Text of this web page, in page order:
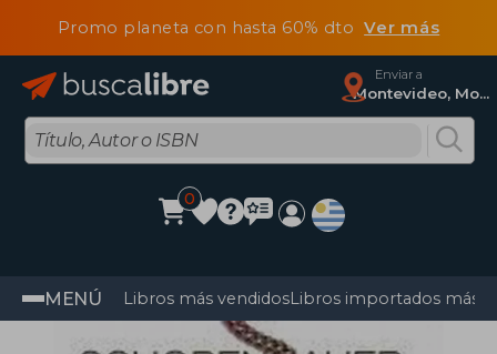
Promo planeta con hasta 60% dtoVer más
Enviar a
Montevideo, Montevideo
0
MENÚ Libros más vendidosLibros importados más